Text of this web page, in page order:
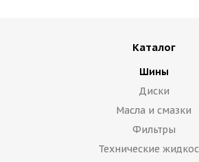
Каталог
Шины
Диски
Масла и смазки
Фильтры
Технические